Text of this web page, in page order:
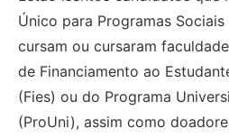
Único para Programas
cursam ou cursaram
de Financiamento ao
(Fies) ou do Programa
(ProUni), assim como